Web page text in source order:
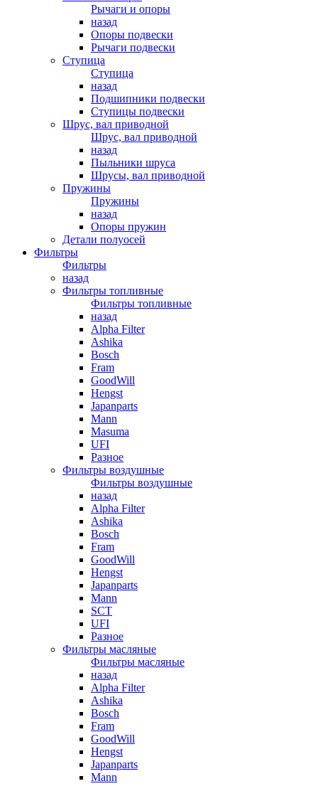
Рычаги и опоры
назад
Опоры подвески
Рычаги подвески
Ступица
Ступица
назад
Подшипники подвески
Ступицы подвески
Шрус, вал приводной
Шрус, вал приводной
назад
Пыльники шруса
Шрусы, вал приводной
Пружины
Пружины
назад
Опоры пружин
Детали полуосей
Фильтры
Фильтры
назад
Фильтры топливные
Фильтры топливные
назад
Alpha Filter
Ashika
Bosch
Fram
GoodWill
Hengst
Japanparts
Mann
Masuma
UFI
Разное
Фильтры воздушные
Фильтры воздушные
назад
Alpha Filter
Ashika
Bosch
Fram
GoodWill
Hengst
Japanparts
Mann
SCT
UFI
Разное
Фильтры масляные
Фильтры масляные
назад
Alpha Filter
Ashika
Bosch
Fram
GoodWill
Hengst
Japanparts
Mann